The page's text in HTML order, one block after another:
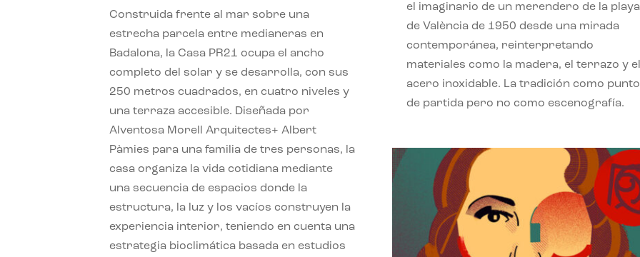
Construida frente al mar sobre una
estrecha parcela entre medianeras en
Badalona, la Casa PR21 ocupa el ancho
completo del solar y se desarrolla, con sus
250 metros cuadrados, en cuatro niveles y
una terraza accesible. Diseñada por
Alventosa Morell Arquitectes+ Albert
Pàmies para una familia de tres personas, la
casa organiza la vida cotidiana mediante
una secuencia de espacios donde la
estructura, la luz y los vacíos construyen la
experiencia interior, teniendo en cuenta una
estrategia bioclimática basada en estudios
el imaginario de un merendero de la playa
de València de 1950 desde una mirada
contemporánea, reinterpretando
materiales como la madera, el terrazo y el
acero inoxidable. La tradición como punto
de partida pero no como escenografía.